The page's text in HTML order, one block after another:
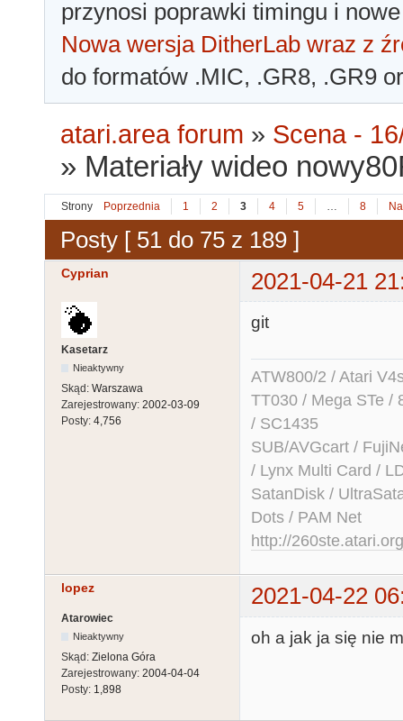
przynosi poprawki timingu i
Nowa wersja DitherLab wraz z
do formatów .MIC, .GR8, .GR9
atari.area forum » Scena -
» Materiały wideo
Strony Poprzednia 1 2 3 4 5 … 8
Posty [ 51 do 75 z 189 ]
Cyprian 2021-04-21
Kasetarz
Nieaktywny
Skąd: Warszawa
Zarejestrowany: 2002-03-09
Posty: 4,756
git
ATW800/2 / Atari
TT030 / Mega STe /
/ SC1435
SUB/AVGcart /
/ Lynx Multi Card /
SatanDisk /
Dots / PAM Net
http://260ste.atari.org
lopez 2021-04-22
Atarowiec
Nieaktywny
Skąd: Zielona Góra
Zarejestrowany: 2004-04-04
Posty: 1,898
oh a jak ja się nie